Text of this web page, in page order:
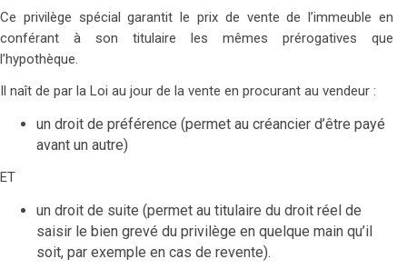
Ce privilège spécial garantit le prix de vente de l’immeuble en
conférant à son titulaire les mêmes prérogatives que
l’hypothèque.
Il naît de par la Loi au jour de la vente en procurant au vendeur :
un droit de préférence (permet au créancier d’être payé
avant un autre)
ET
un droit de suite (permet au titulaire du droit réel de
saisir le bien grevé du privilège en quelque main qu’il
soit, par exemple en cas de revente).